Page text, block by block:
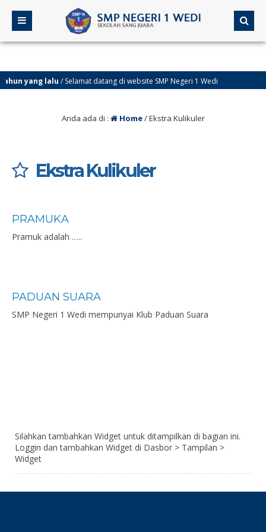
yang lalu/ Selamat datang di website SMP Negeri 1 Wedi
Anda ada di : Home/Ekstra Kulikuler
Ekstra Kulikuler
PRAMUKA
Pramuk adalah …..
PADUAN SUARA
SMP Negeri 1 Wedi mempunyai Klub Paduan Suara
Silahkan tambahkan Widget untuk ditampilkan di bagian ini.
Loggin dan tambahkan Widget di Dasbor > Tampilan >
Widget